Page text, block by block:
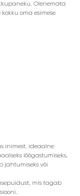
Olenemata
oma esimese
inimest, ideaalne
lõõgastumiseks.
jahtumiseks või
mis tagab